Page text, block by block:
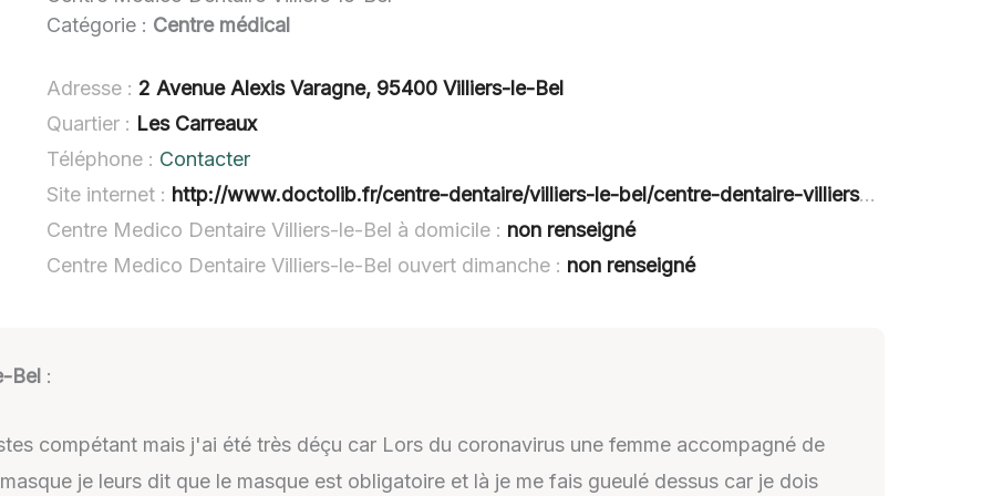
Catégorie : Centre médical
Adresse : 2 Avenue Alexis Varagne, 95400 Villiers-le-Bel
Quartier : Les Carreaux
Téléphone : Contacter
Site internet : http://www.doctolib.fr/centre-dentaire/villiers-le-bel/centre-dentaire-villiers-le-bel
Centre Medico Dentaire Villiers-le-Bel à domicile : non renseigné
Centre Medico Dentaire Villiers-le-Bel ouvert dimanche : non renseigné
Bel :
compétant mais j'ai été très déçu car Lors du coronavirus une femme accompagné de
je leurs dit que le masque est obligatoire et là je me fais gueulé dessus car je dois